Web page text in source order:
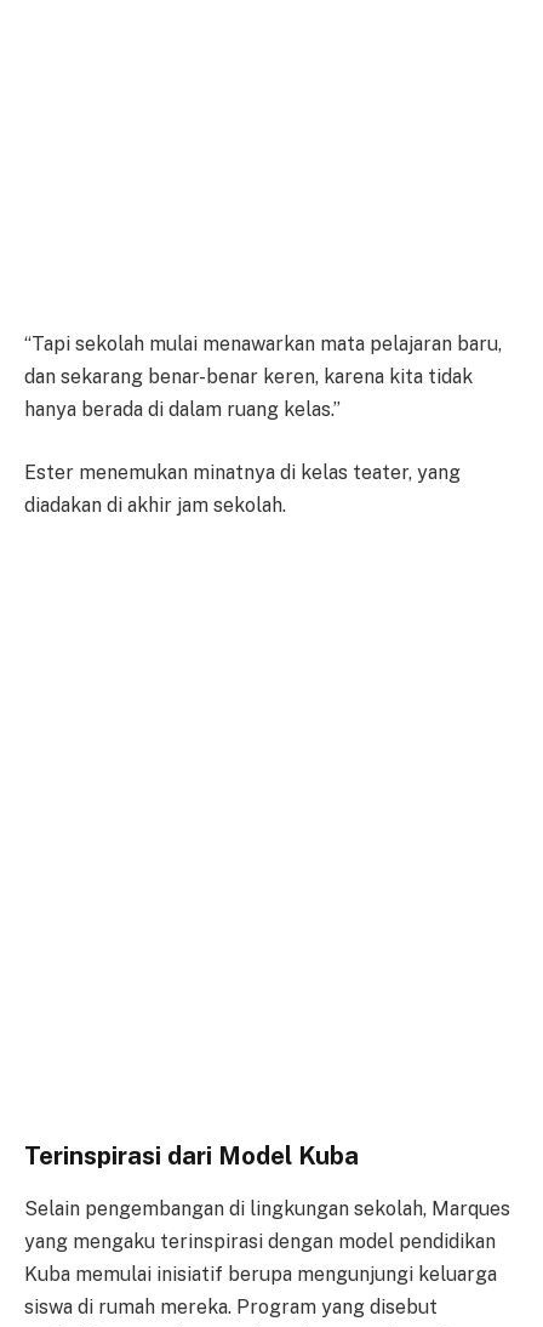
“Tapi sekolah mulai menawarkan mata pelajaran baru,
dan sekarang benar-benar keren, karena kita tidak
hanya berada di dalam ruang kelas.”
Ester menemukan minatnya di kelas teater, yang
diadakan di akhir jam sekolah.
Terinspirasi dari Model Kuba
Selain pengembangan di lingkungan sekolah, Marques
yang mengaku terinspirasi dengan model pendidikan
Kuba memulai inisiatif berupa mengunjungi keluarga
siswa di rumah mereka. Program yang disebut